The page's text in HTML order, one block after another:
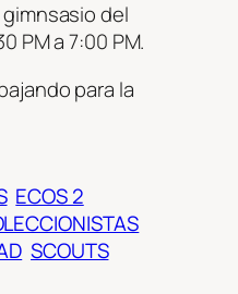
del
PM a 7:00 PM.
para la
ECOS 2
SCOUTS